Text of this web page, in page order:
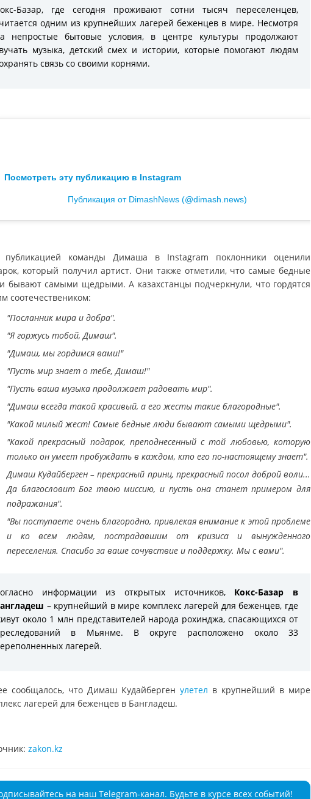
Базар, где сегодня проживают сотни тысяч переселенцев,
одним из крупнейших лагерей беженцев в мире. Несмотря
непростые бытовые условия, в центре культуры продолжают
музыка, детский смех и истории, которые помогают людям
связь со своими корнями.
Посмотреть эту публикацию в Instagram
Публикация от DimashNews (@dimash.news)
публикацией команды Димаша в Instagram поклонники оценили
который получил артист. Они также отметили, что самые бедные
бывают самыми щедрыми. А казахстанцы подчеркнули, что гордятся
соотечествеником:
"Посланник мира и добра".
"Я горжусь тобой, Димаш".
"Димаш, мы гордимся вами!"
"Пусть мир знает о тебе, Димаш!"
"Пусть ваша музыка продолжает радовать мир".
"Димаш всегда такой красивый, а его жесты такие благородные".
"Какой милый жест! Самые бедные люди бывают самыми щедрыми".
"Какой прекрасный подарок, преподнесенный с той любовью, которую
только он умеет пробуждать в каждом, кто его по-настоящему знает".
Димаш Кудайберген – прекрасный принц, прекрасный посол доброй воли...
Да благословит Бог твою миссию, и пусть она станет примером для
подражания".
"Вы поступаете очень благородно, привлекая внимание к этой проблеме
и ко всем людям, пострадавшим от кризиса и вынужденного
переселения. Спасибо за ваше сочувствие и поддержку. Мы с вами".
информации из открытых источников, Кокс-Базар в
– крупнейший в мире комплекс лагерей для беженцев, где
около 1 млн представителей народа рохинджа, спасающихся от
в Мьянме. В округе расположено около 33
лагерей.
сообщалось, что Димаш Кудайберген улетел в крупнейший в мире
лагерей для беженцев в Бангладеш.
zakon.kz
на наш Telegram-канал. Будьте в курсе всех событий!